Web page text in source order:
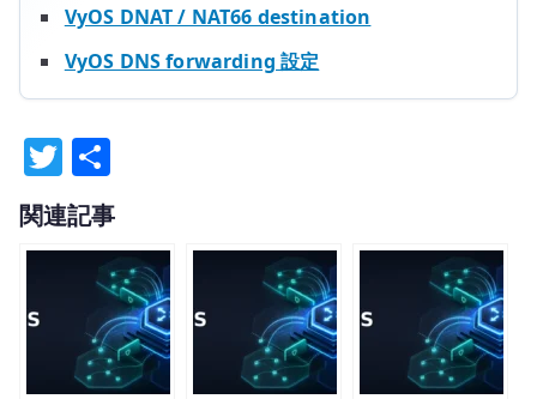
VyOS DNAT / NAT66 destination
VyOS DNS forwarding 設定
T
w
it
te
有
関連記事